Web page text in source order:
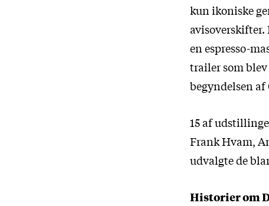
kun ikoniske
avisoverskifter.
en espresso-
trailer som
begyndelsen af
15 af
Frank Hvam,
udvalgte de
Historier om